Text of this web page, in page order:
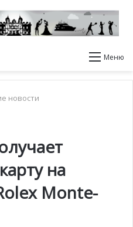
Меню
новости
на
Monte-